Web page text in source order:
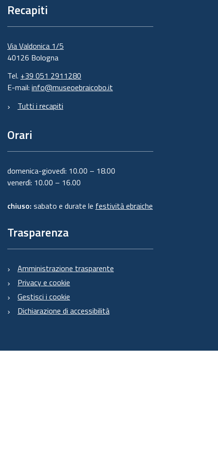
Recapiti
Via Valdonica 1/5
40126 Bologna
Tel. +39 051 2911280
E-mail: info@museoebraicobo.it
Tutti i recapiti
Orari
domenica-giovedì: 10.00 – 18.00
venerdì: 10.00 – 16.00
chiuso: sabato e durate le festività ebraiche
Trasparenza
Amministrazione trasparente
Privacy e cookie
Gestisci i cookie
Dichiarazione di accessibilità